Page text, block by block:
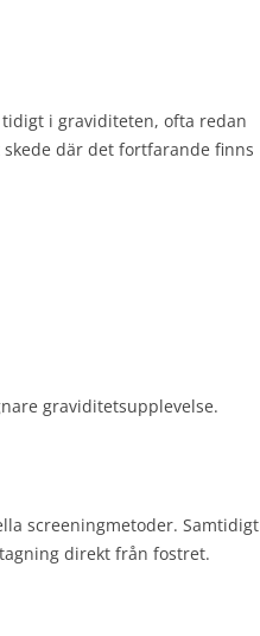
i graviditeten, ofta redan
där det fortfarande finns
graviditetsupplevelse.
screeningmetoder. Samtidigt
direkt från fostret.